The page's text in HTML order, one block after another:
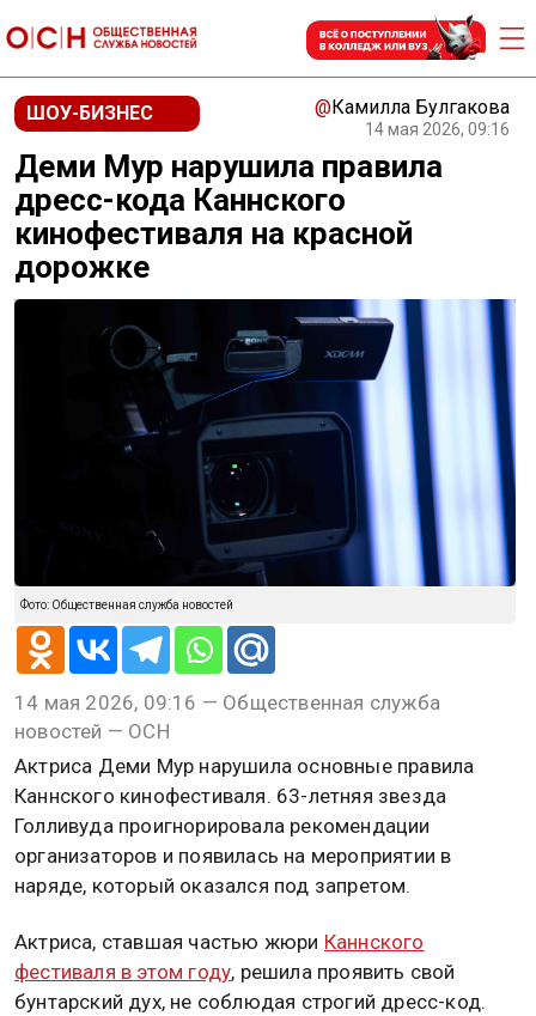
ШОУ-БИЗНЕС @Камилла Булгакова
14 мая 2026, 09:16
Деми Мур нарушила правила
дресс-кода Каннского
кинофестиваля на красной
дорожке
Фото: Общественная служба новостей
14 мая 2026, 09:16 — Общественная служба
новостей — ОСН
Актриса Деми Мур нарушила основные правила
Каннского кинофестиваля. 63-летняя звезда
Голливуда проигнорировала рекомендации
организаторов и появилась на мероприятии в
наряде, который оказался под запретом.
Актриса, ставшая частью жюри Каннского
фестиваля в этом году, решила проявить свой
бунтарский дух, не соблюдая строгий дресс-код.